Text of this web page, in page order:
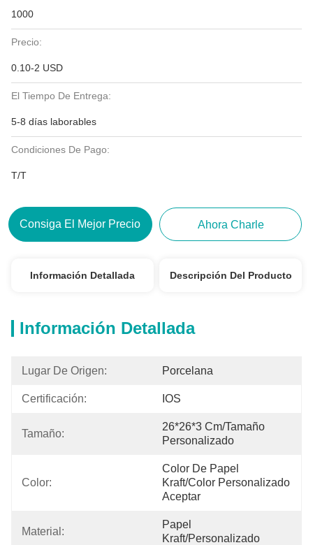
1000
Precio:
0.10-2 USD
El Tiempo De Entrega:
5-8 días laborables
Condiciones De Pago:
T/T
Consiga El Mejor Precio Ahora Charle
Información Detallada Descripción Del Producto
Información Detallada
Lugar De Origen: Porcelana
Certificación: IOS
Tamaño:
26*26*3 Cm/tamaño
Personalizado
Color:
Color De Papel
Kraft/color Personalizado
Aceptar
Material:
Papel
Kraft/Personalizado